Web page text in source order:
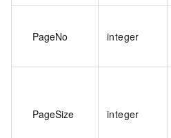
PageNo integer
PageSize integer